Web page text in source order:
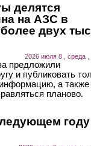
делятся
на АЗС в
двух
2026 июля 8 , среда ,
предложили
и публиковать
а также
планово.
году